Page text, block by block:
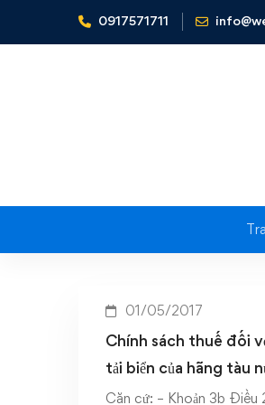
0917571711
Home Chính sách thuế đối với
01/05/2017
Chính sách thuế đối
tải biển của hãng tàu
Căn cứ: – Khoản 3b Điều